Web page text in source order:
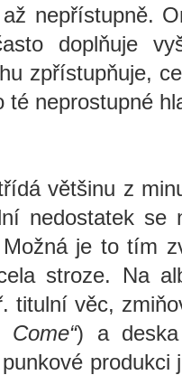
nepřístupně.
doplňuje
zpřístupňuje,
té neprostupné
většinu z
nedostatek se
je to tím
stroze. Na
titulní věc,
Come“) a
produkci